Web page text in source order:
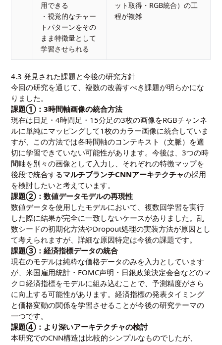
用できる
・視覚的なチャー
トパターンをその
まま特徴量として
学習させられる
ット取得・RGB統合）の工
程が複雑
4.3 発見された課題と今後の研究方針
今回の研究を通じて、複数の改善すべき課題が明らかにな
りました。
課題①：3時間軸画像の統合方法
現在は日足・4時間足・15分足の3枚の画像をRGBチャンネ
ルに単純にマッピングして1枚のカラー画像に統合していま
すが、この方法では各時間軸のコンテキスト（文脈）を適
切に学習できていない可能性があります。今後は、3つの時
間軸を別々の画像として入力し、それぞれの特徴マップを
後段で統合するマルチブランチCNNアーキテクチャの採用
を検討したいと考えています。
課題②：数値データモデルの再現性
数値データを使用したモデルにおいて、複数回学習を実行
した際に結果が完全に一致しないケースがありました。乱
数シードの初期化方法やDropout処理の実装方法が原因とし
て考えられますが、詳細な原因特定は今後の課題です。
課題③：経済指標データの統合
現在のモデルは純粋な価格データのみを入力としています
が、米国雇用統計・FOMC声明・日銀政策決定会合などのマ
クロ経済指標をモデルに組み込むことで、予測精度がさら
に向上する可能性があります。経済指標の発表タイミング
と価格変動の関係を学習させることが今後の研究テーマの
一つです。
課題④：より深いアーキテクチャの検討
本研究でのCNN構造は比較的シンプルなものでしたが、